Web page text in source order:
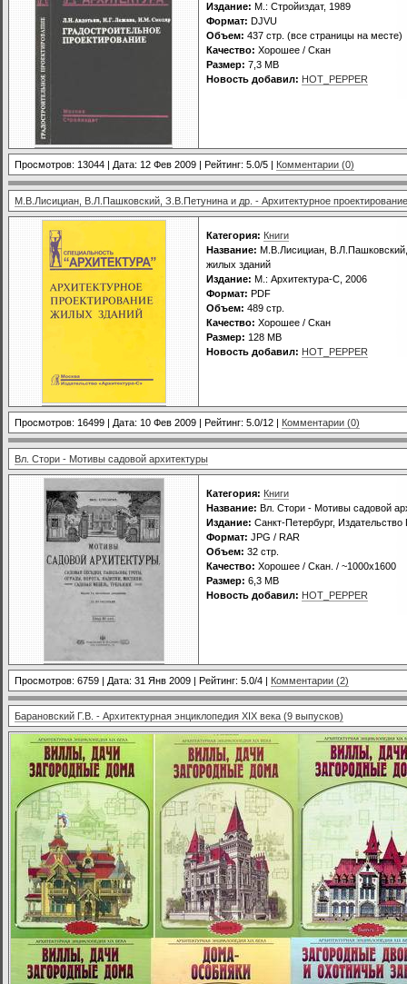
Издание: М.: Стройиздат, 1989
Формат: DJVU
Объем: 437 стр. (все страницы на месте)
Качество: Хорошее / Скан
Размер: 7,3 MB
Новость добавил: HOT_PEPPER
Просмотров: 13044 | Дата: 12 Фев 2009 | Рейтинг: 5.0/5 | Комментарии (0)
М.В.Лисициан, В.Л.Пашковский, З.В.Петунина и др. - Архитектурное
Категория: Книги
Название: М.В.Лисициан, В.Л.Пашковский,
жилых зданий
Издание: М.: Архитектура-С, 2006
Формат: PDF
Объем: 489 стр.
Качество: Хорошее / Скан
Размер: 128 MB
Новость добавил: HOT_PEPPER
Просмотров: 16499 | Дата: 10 Фев 2009 | Рейтинг: 5.0/12 | Комментарии (0)
Вл. Стори - Мотивы садовой архитектуры
Категория: Книги
Название: Вл. Стори - Мотивы садовой
Издание: Санкт-Петербург,
Формат: JPG / RAR
Объем: 32 стр.
Качество: Хорошее / Скан. / ~1000x1600
Размер: 6,3 MB
Новость добавил: HOT_PEPPER
Просмотров: 6759 | Дата: 31 Янв 2009 | Рейтинг: 5.0/4 | Комментарии (2)
Барановский Г.В. - Архитектурная энциклопедия XIX века (9 выпусков)